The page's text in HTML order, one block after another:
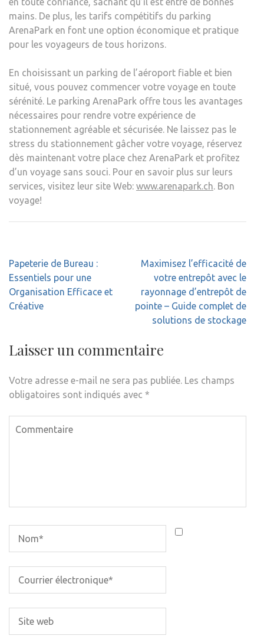
mains. De plus, les tarifs compétitifs du parking
ArenaPark en font une option économique et pratique
pour les voyageurs de tous horizons.
En choisissant un parking de l’aéroport fiable et bien
situé, vous pouvez commencer votre voyage en toute
sérénité. Le parking ArenaPark offre tous les avantages
nécessaires pour rendre votre expérience de
stationnement agréable et sécurisée. Ne laissez pas le
stress du stationnement gâcher votre voyage, réservez
dès maintenant votre place chez ArenaPark et profitez
d’un voyage sans souci. Pour en savoir plus sur leurs
services, visitez leur site Web: www.arenapark.ch. Bon
voyage!
Navigation
de
l’article
Papeterie de Bureau :
Essentiels pour une
Organisation Efficace et
Créative
Maximisez l’efficacité de
votre entrepôt avec le
rayonnage d’entrepôt de
pointe – Guide complet de
solutions de stockage
Laisser un commentaire
Votre adresse e-mail ne sera pas publiée. Les champs
obligatoires sont indiqués avec *